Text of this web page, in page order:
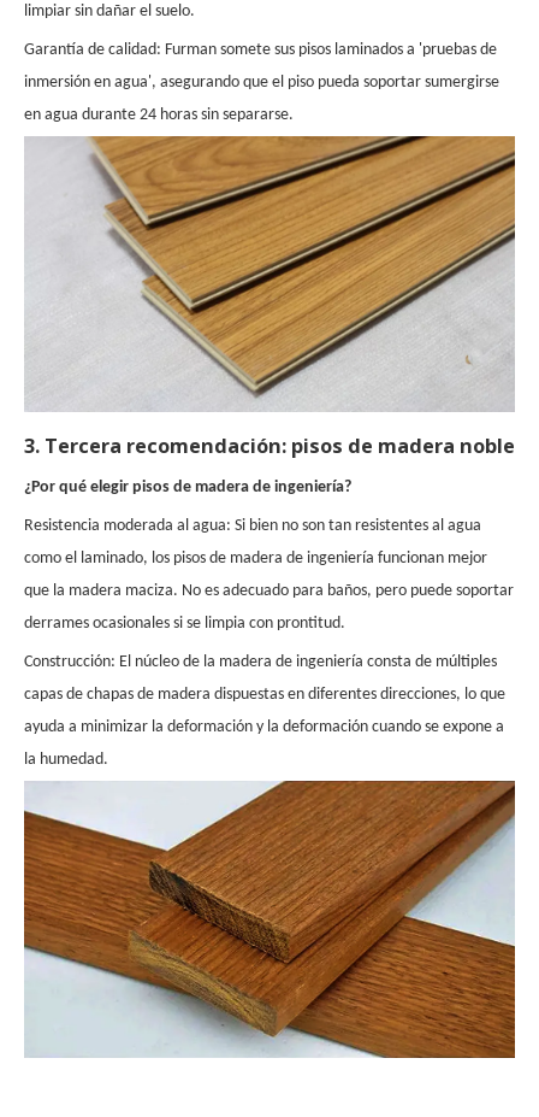
limpiar sin dañar el suelo.
Garantía de calidad: Furman somete sus pisos laminados a 'pruebas de
inmersión en agua', asegurando que el piso pueda soportar sumergirse
en agua durante 24 horas sin separarse.
3. Tercera recomendación: pisos de madera noble
¿Por qué elegir pisos de madera de ingeniería?
Resistencia moderada al agua: Si bien no son tan resistentes al agua
como el laminado, los pisos de madera de ingeniería funcionan mejor
que la madera maciza. No es adecuado para baños, pero puede soportar
derrames ocasionales si se limpia con prontitud.
Construcción: El núcleo de la madera de ingeniería consta de múltiples
capas de chapas de madera dispuestas en diferentes direcciones, lo que
ayuda a minimizar la deformación y la deformación cuando se expone a
la humedad.